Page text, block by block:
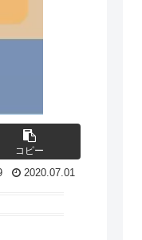
コピー
2020.07.01